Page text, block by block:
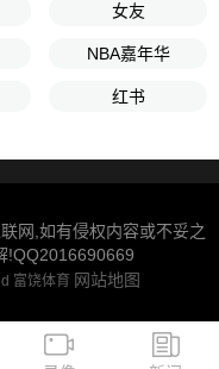
女友
NBA嘉年华
红书
网,如有侵权内容或不妥之
!QQ2016690669
富饶体育 网站地图